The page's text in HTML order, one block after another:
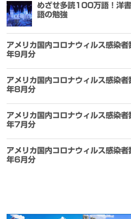
めざせ多読100万語！洋
語の勉強
アメリカ国内コロナウィルス感染
年9月分
アメリカ国内コロナウィルス感染
年8月分
アメリカ国内コロナウィルス感染
年7月分
アメリカ国内コロナウィルス感染
年6月分